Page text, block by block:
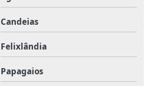
Candeias
Felixlândia
Papagaios